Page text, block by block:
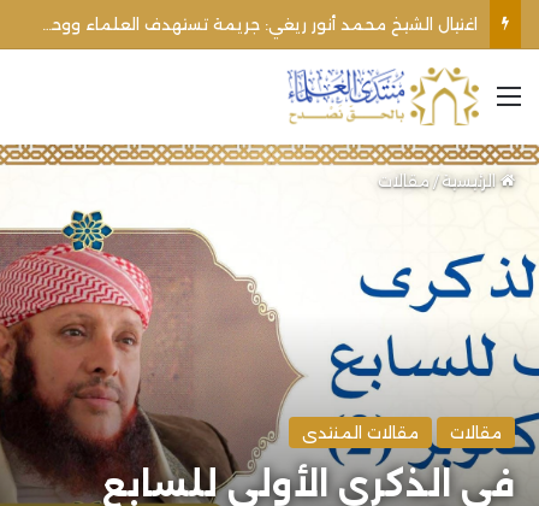
الأوقاف الفلسطينية تنفي صحة تعميم يمنع رفع الأذان عبر السماعات الخارجية للمساجد القريبة من المستوطنات
القائمة
الرئيسية/مقالات
مقالات مقالات المنتدى
في الذكرى الأولى للسابع